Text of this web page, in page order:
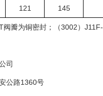
121 145
阀瓣为铜密封；（3002）
司
公路1360号